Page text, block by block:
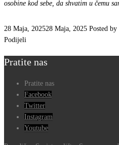
osobine kod sebe, da shvatim u čemu
28 Maja, 202528 Maja, 2025 Posted by
Podijeli
Pratite nas
Pratite nas
Facebook
Twitter
Instagram
Youtube